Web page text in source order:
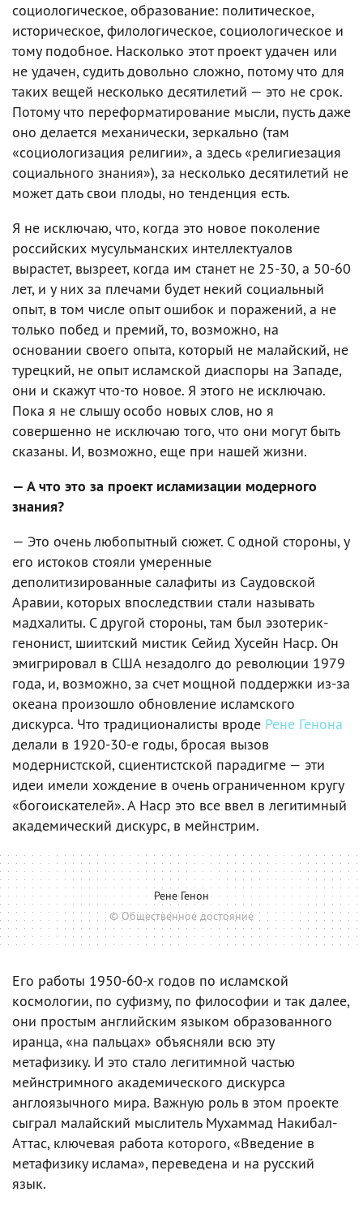
социологическое, образование: политическое,
историческое, филологическое, социологическое и
тому подобное. Насколько этот проект удачен или
не удачен, судить довольно сложно, потому что для
таких вещей несколько десятилетий — это не срок.
Потому что переформатирование мысли, пусть даже
оно делается механически, зеркально (там
«социологизация религии», а здесь «религиезация
социального знания»), за несколько десятилетий не
может дать свои плоды, но тенденция есть.
Я не исключаю, что, когда это новое поколение
российских мусульманских интеллектуалов
вырастет, вызреет, когда им станет не 25-30, а 50-60
лет, и у них за плечами будет некий социальный
опыт, в том числе опыт ошибок и поражений, а не
только побед и премий, то, возможно, на
основании своего опыта, который не малайский, не
турецкий, не опыт исламской диаспоры на Западе,
они и скажут что-то новое. Я этого не исключаю.
Пока я не слышу особо новых слов, но я
совершенно не исключаю того, что они могут быть
сказаны. И, возможно, еще при нашей жизни.
— А что это за проект исламизации модерного
знания?
— Это очень любопытный сюжет. С одной стороны, у
его истоков стояли умеренные
деполитизированные салафиты из Саудовской
Аравии, которых впоследствии стали называть
мадхалиты. С другой стороны, там был эзотерик-
генонист, шиитский мистик Сейид Хусейн Наср. Он
эмигрировал в США незадолго до революции 1979
года, и, возможно, за счет мощной поддержки из-за
океана произошло обновление исламского
дискурса. Что традиционалисты вроде Рене Генона
делали в 1920-30-е годы, бросая вызов
модернистской, сциентистской парадигме — эти
идеи имели хождение в очень ограниченном кругу
«богоискателей». А Наср это все ввел в легитимный
академический дискурс, в мейнстрим.
Рене Генон
© Общественное достояние
Его работы 1950-60-х годов по исламской
космологии, по суфизму, по философии и так далее,
они простым английским языком образованного
иранца, «на пальцах» объясняли всю эту
метафизику. И это стало легитимной частью
мейнстримного академического дискурса
англоязычного мира. Важную роль в этом проекте
сыграл малайский мыслитель Мухаммад Накибал-
Аттас, ключевая работа которого, «Введение в
метафизику ислама», переведена и на русский
язык.